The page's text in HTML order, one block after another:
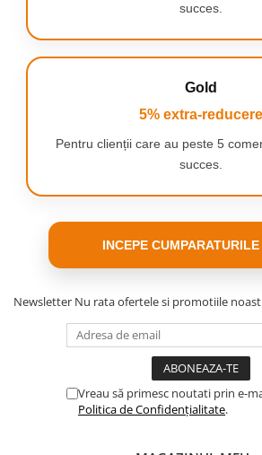
UN SET PENTRU
Setul nostru de artă are câte
pixuri
, creioane
culori vibrantecare
hârtie. Totul vineîntr-o cutie
de pliat, închis și luat cu tine –la
grădiniță, la ora de artăsau într-
excursie
succes.
Gold
5% extra-reducere
Pentru clienții care au peste 5
succes.
INCEPE CUMPARATURILE
Newsletter Nu rata ofertele si promotiile
Vreau să primesc noutati prin e-
Politica de Confidențialitate.